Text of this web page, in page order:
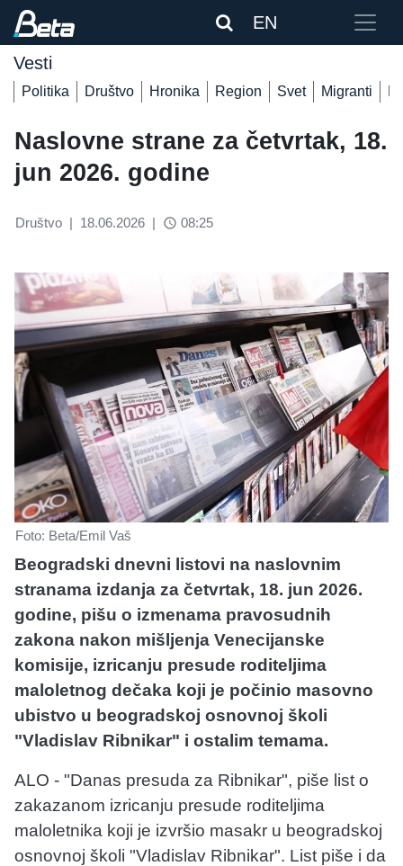
EN
Vesti
Politika Društvo Hronika Region Svet Migranti
Naslovne strane za četvrtak, 18.
jun 2026. godine
Društvo | 18.06.2026 | access_time 08:25
Foto: Beta/Emil Vaš
Beogradski dnevni listovi na naslovnim
stranama izdanja za četvrtak, 18. jun 2026.
godine, pišu o izmenama pravosudnih
zakona nakon mišljenja Venecijanske
komisije, izricanju presude roditeljima
maloletnog dečaka koji je počinio masovno
ubistvo u beogradskoj osnovnoj školi
"Vladislav Ribnikar" i ostalim temama.
ALO - "Danas presuda za Ribnikar", piše list o
zakazanom izricanju presude roditeljima
maloletnika koji je izvršio masakr u beogradskoj
osnovnoj školi "Vladislav Ribnikar". List piše i da